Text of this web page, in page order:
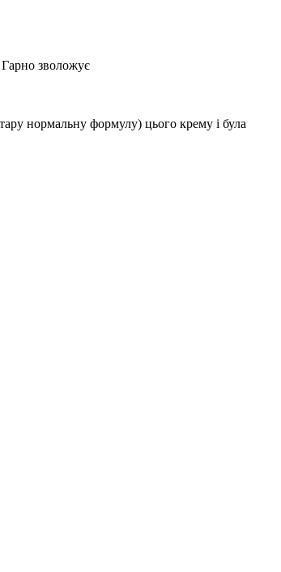
зволожує
нормальну формулу) цього крему і була